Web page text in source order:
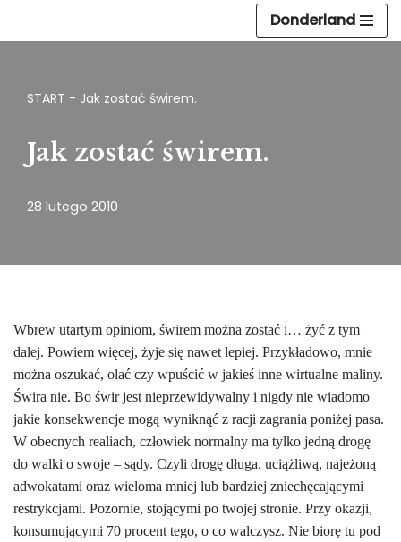
treści
Donderland
START - Jak zostać świrem.
Jak zostać świrem.
28 lutego 2010
Wbrew utartym opiniom, świrem można zostać i… żyć z tym
dalej. Powiem więcej, żyje się nawet lepiej. Przykładowo, mnie
można oszukać, olać czy wpuścić w jakieś inne wirtualne maliny.
Świra nie. Bo świr jest nieprzewidywalny i nigdy nie wiadomo
jakie konsekwencje mogą wyniknąć z racji zagrania poniżej pasa.
W obecnych realiach, człowiek normalny ma tylko jedną drogę
do walki o swoje – sądy. Czyli drogę długa, uciążliwą, najeżoną
adwokatami oraz wieloma mniej lub bardziej zniechęcającymi
restrykcjami. Pozornie, stojącymi po twojej stronie. Przy okazji,
konsumującymi 70 procent tego, o co walczysz. Nie biorę tu pod